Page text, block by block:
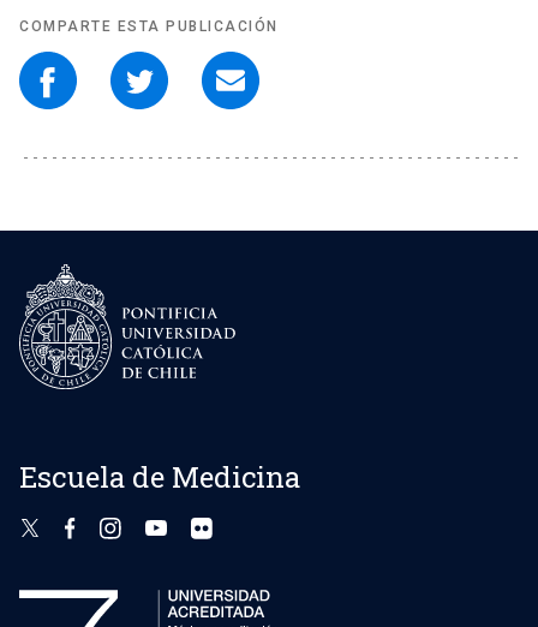
COMPARTE ESTA PUBLICACIÓN
Escuela de Medicina